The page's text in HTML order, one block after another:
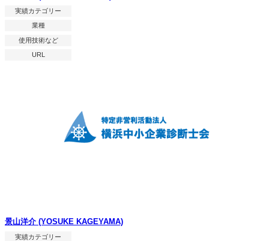
実績カテゴリー
業種
使用技術など
URL
景山洋介 (YOSUKE KAGEYAMA)
実績カテゴリー